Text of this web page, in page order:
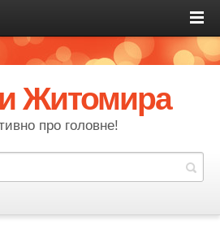
Житомира
про головне!